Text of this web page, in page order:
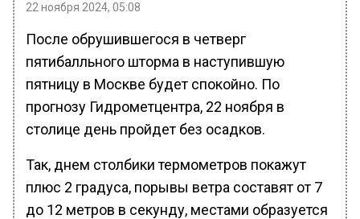
22 ноября 2024, 05:08
После обрушившегося в четверг
пятибалльного шторма в наступившую
пятницу в Москве будет спокойно. По
прогнозу Гидрометцентра, 22 ноября в
столице день пройдет без осадков.
Так, днем столбики термометров покажут
плюс 2 градуса, порывы ветра составят от 7
до 12 метров в секунду, местами образуется